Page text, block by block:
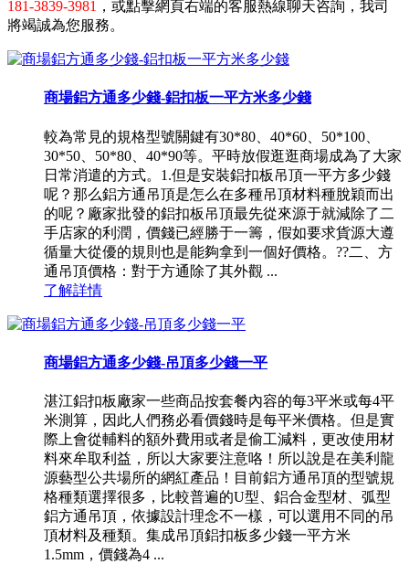
181-3839-3981 ，或點擊網頁右端的客服熱線聊天咨詢，我司
將竭誠為您服務。
商場鋁方通多少錢-鋁扣板一平方米多少錢
較為常見的規格型號關鍵有30*80、40*60、50*100、
30*50、50*80、40*90等。平時放假逛逛商場成為了大家
日常消遣的方式。1.但是安裝鋁扣板吊頂一平方多少錢
呢？那么鋁方通吊頂是怎么在多種吊頂材料種脫穎而出
的呢？廠家批發的鋁扣板吊頂最先從來源于就減除了二
手店家的利潤，價錢已經勝于一籌，假如要求貨源大遵
循量大從優的規則也是能夠拿到一個好價格。??二、方
通吊頂價格：對于方通除了其外觀 ...
了解詳情
商場鋁方通多少錢-吊頂多少錢一平
湛江鋁扣板廠家一些商品按套餐內容的每3平米或每4平
米測算，因此人們務必看價錢時是每平米價格。但是實
際上會從輔料的額外費用或者是偷工減料，更改使用材
料來牟取利益，所以大家要注意咯！所以說是在美利龍
源藝型公共場所的網紅產品！目前鋁方通吊頂的型號規
格種類選擇很多，比較普遍的U型、鋁合金型材、弧型
鋁方通吊頂，依據設計理念不一樣，可以選用不同的吊
頂材料及種類。集成吊頂鋁扣板多少錢一平方米
1.5mm，價錢為4 ...